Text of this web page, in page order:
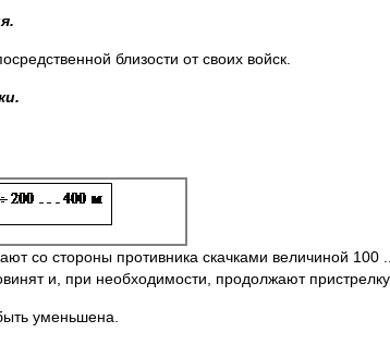
близости от своих войск.
со стороны противника скачками величиной
и, при необходимости, продолжают
уменьшена.